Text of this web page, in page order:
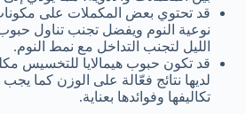
قد تحتوي بعض المكملات على
نوعية النوم ويفضل تجنب تناول حبوب
الليل لتجنب التداخل مع نمط النوم.
قد تكون حبوب هيمالايا للتخسيس
لديها نتائج فعّالة على الوزن كما
تكاليفها وفوائدها بعناية.